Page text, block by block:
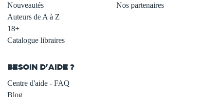
Nouveautés
Auteurs de A à Z
18+
Catalogue libraires
Nos partenaires
BESOIN D'AIDE ?
Centre d'aide - FAQ
Blog